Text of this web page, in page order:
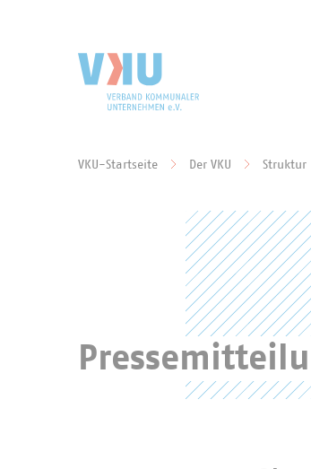
VKU-Startseite Der VKU Struktur